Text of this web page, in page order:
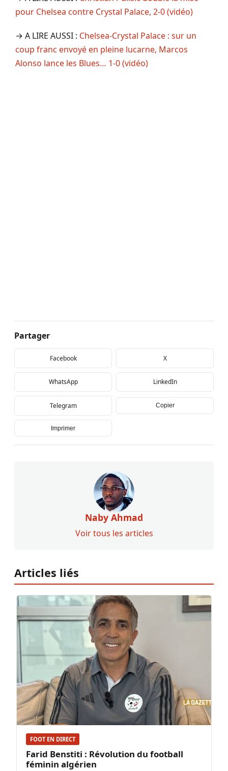
pour Chelsea contre Crystal Palace, 2-0 (vidéo)
→ A LIRE AUSSI : Chelsea-Crystal Palace : sur un
coup franc envoyé en pleine lucarne, Marcos
Alonso lance les Blues… 1-0 (vidéo)
Partager
Facebook X
WhatsApp LinkedIn
Telegram Copier
Imprimer
Naby Ahmad
Voir tous les articles
Articles liés
FOOT EN DIRECT
Farid Benstiti : Révolution du football
féminin algérien